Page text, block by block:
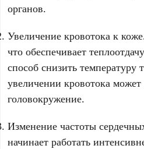
органов.
Увеличение кровотока к
что обеспечивает
способ снизить температуру
увеличении кровотока может
головокружение.
Изменение частоты
начинает работать